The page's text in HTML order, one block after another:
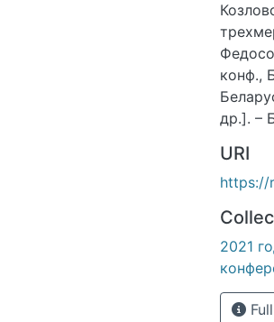
конф.,
др.]. –
URI
https://
2021